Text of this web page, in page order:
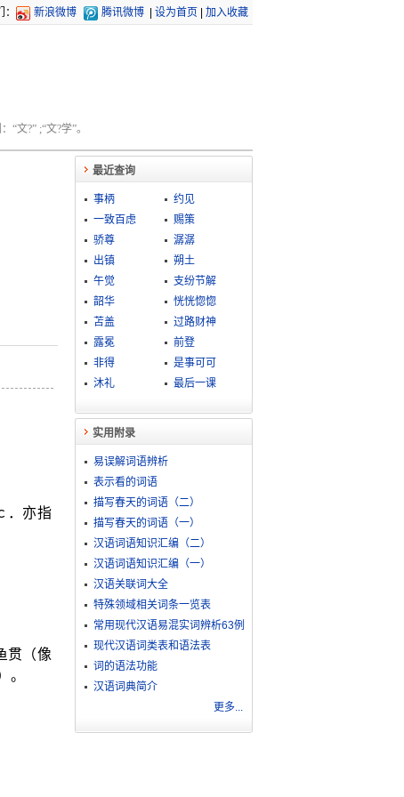
新浪微博 腾讯微博 设为首页 加入收藏
文?” ;“文?学”。
．亦指
贯（像
。
最近查询
事柄
约见
一致百虑
赐策
骄尊
潺潺
出镇
朔土
午觉
支纷节解
韶华
恍恍惚惚
苫盖
过路财神
露冕
前登
非得
是事可可
沐礼
最后一课
实用附录
易误解词语辨析
表示看的词语
描写春天的词语（二）
描写春天的词语（一）
汉语词语知识汇编（二）
汉语词语知识汇编（一）
汉语关联词大全
特殊领域相关词条一览表
常用现代汉语易混实词辨析63例
现代汉语词类表和语法表
词的语法功能
汉语词典简介
更多...